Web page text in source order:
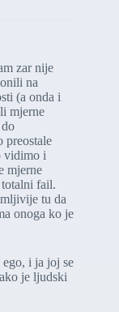
zar nije
na
(a onda i
mjerne
preostale
vidimo i
mjerne
fail.
tu da
onoga ko je
i ja joj se
je ljudski